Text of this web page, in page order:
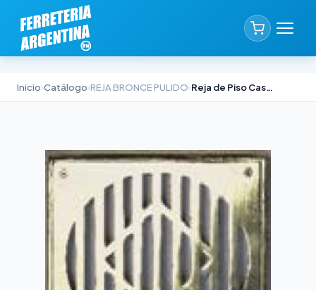
Inicio›Catálogo›REJA BRONCE PULIDO› Reja de Piso Casal 15x15 cm Bronce Pulido